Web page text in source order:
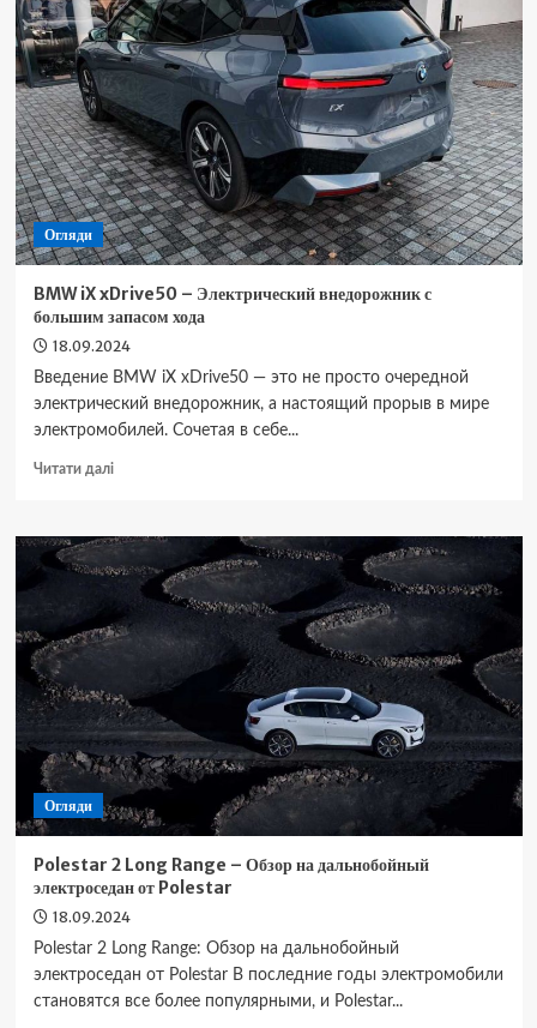
tron
–
Новый
электрический
кроссовер
от
Audi
Огляди
BMW iX xDrive50 – Электрический внедорожник с
большим запасом хода
18.09.2024
Введение BMW iX xDrive50 — это не просто очередной
электрический внедорожник, а настоящий прорыв в мире
электромобилей. Сочетая в себе...
Читати даліДокладніше
iX
xDrive50
–
Электрический
внедорожник
с
запасом
хода
Огляди
Polestar 2 Long Range – Обзор на дальнобойный
электроседан от Polestar
18.09.2024
Polestar 2 Long Range: Обзор на дальнобойный
электроседан от Polestar В последние годы электромобили
становятся все более популярными, и Polestar...